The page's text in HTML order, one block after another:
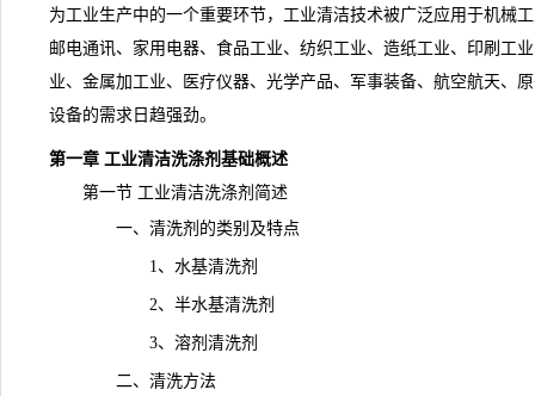
为工业生产中的一个重要环节，工业清洁技术被广泛应用于机械
邮电通讯、家用电器、食品工业、纺织工业、造纸工业、印刷工
业、金属加工业、医疗仪器、光学产品、军事装备、航空航天、
设备的需求日趋强劲。
第一章 工业清洁洗涤剂基础概述
第一节 工业清洁洗涤剂简述
一、清洗剂的类别及特点
1、水基清洗剂
2、半水基清洗剂
3、溶剂清洗剂
二、清洗方法